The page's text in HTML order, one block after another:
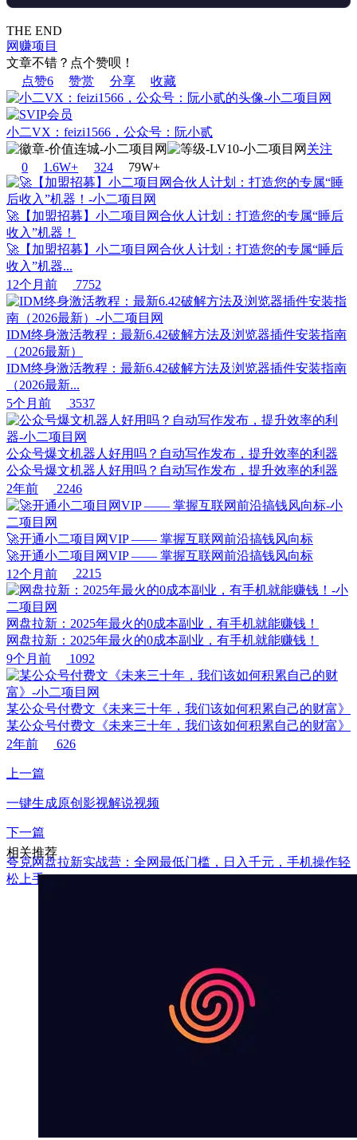
THE END
网赚项目
文章不错？点个赞呗！
点赞6 赞赏 分享 收藏
小二VX：feizi1566，公众号：阮小贰
关注
0
1.6W+ 324 79W+
🚀【加盟招募】小二项目网合伙人计划：打造您的专属“睡后
收入”机器！
🚀【加盟招募】小二项目网合伙人计划：打造您的专属“睡后
收入”机器...
12个月前
7752
IDM终身激活教程：最新6.42破解方法及浏览器插件安装指南
（2026最新）
IDM终身激活教程：最新6.42破解方法及浏览器插件安装指南
（2026最新...
5个月前
3537
公众号爆文机器人好用吗？自动写作发布，提升效率的利器
公众号爆文机器人好用吗？自动写作发布，提升效率的利器
2年前
2246
🚀开通小二项目网VIP —— 掌握互联网前沿搞钱风向标
🚀开通小二项目网VIP —— 掌握互联网前沿搞钱风向标
12个月前
2215
网盘拉新：2025年最火的0成本副业，有手机就能赚钱！
网盘拉新：2025年最火的0成本副业，有手机就能赚钱！
9个月前
1092
某公众号付费文《未来三十年，我们该如何积累自己的财富》
某公众号付费文《未来三十年，我们该如何积累自己的财富》
2年前
626
上一篇
一键生成原创影视解说视频
下一篇
夸克网盘拉新实战营：全网最低门槛，日入千元，手机操作轻
松上手
相关推荐